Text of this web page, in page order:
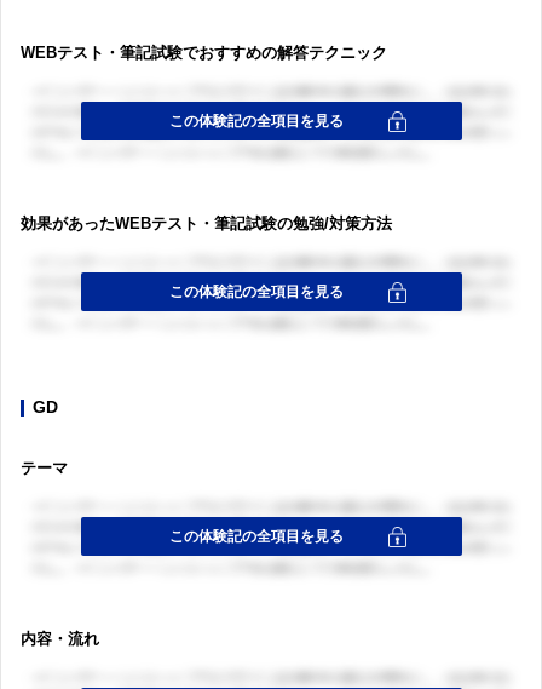
WEBテスト・筆記試験でおすすめの解答テクニック
効果があったWEBテスト・筆記試験の勉強/対策方法
GD
テーマ
内容・流れ